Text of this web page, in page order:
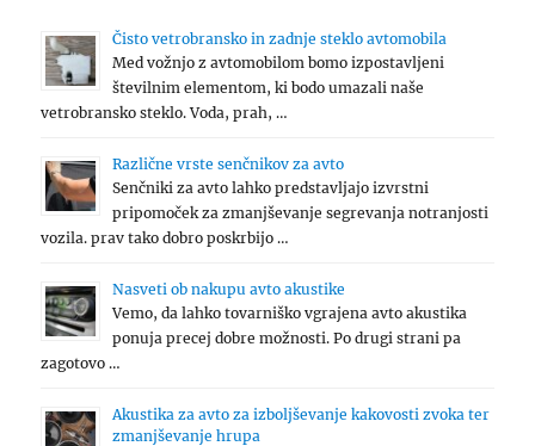
Čisto vetrobransko in zadnje steklo avtomobila
Med vožnjo z avtomobilom bomo izpostavljeni
številnim elementom, ki bodo umazali naše
vetrobransko steklo. Voda, prah, …
Različne vrste senčnikov za avto
Senčniki za avto lahko predstavljajo izvrstni
pripomoček za zmanjševanje segrevanja notranjosti
vozila. prav tako dobro poskrbijo …
Nasveti ob nakupu avto akustike
Vemo, da lahko tovarniško vgrajena avto akustika
ponuja precej dobre možnosti. Po drugi strani pa
zagotovo …
Akustika za avto za izboljševanje kakovosti zvoka ter
zmanjševanje hrupa